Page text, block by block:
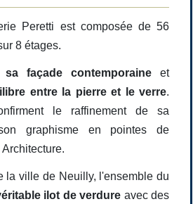
Peretti est composée de 56
8 étages.
sa façade contemporaineet
entre la pierre et le verre.
le raffinement de sa
graphisme en pointes de
la ville de Neuilly, l'ensemble du
ilot de verdure avec des